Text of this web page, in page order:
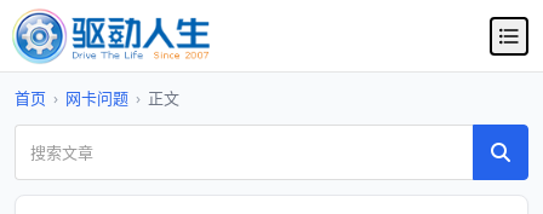
首页 › 网卡问题 › 正文